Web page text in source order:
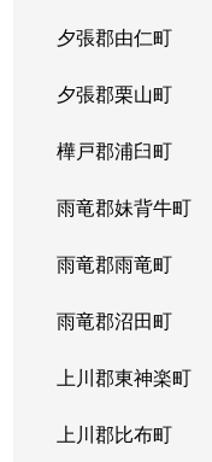
夕張郡由仁町
夕張郡栗山町
樺戸郡浦臼町
雨竜郡妹背牛町
雨竜郡雨竜町
雨竜郡沼田町
上川郡東神楽町
上川郡比布町